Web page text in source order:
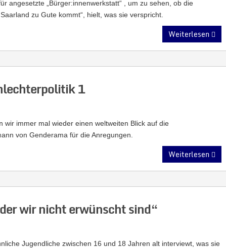
angesetzte „Bürger:innenwerkstatt“ , um zu sehen, ob die
zu Gute kommt“, hielt, was sie verspricht.
Weiterlesen
1
wir immer mal wieder einen weltweiten Blick auf die
von Genderama für die Anregungen.
Weiterlesen
wir nicht erwünscht sind“
Jugendliche zwischen 16 und 18 Jahren alt interviewt, was sie